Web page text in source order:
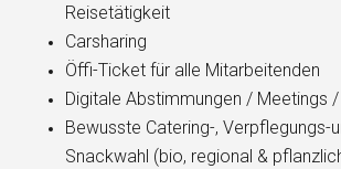
Reisetätigkeit
Carsharing
Öffi-Ticket für alle Mitarbeitenden
Digitale Abstimmungen / Meetings
Bewusste Catering-, Verpflegungs-
Snackwahl (bio, regional &